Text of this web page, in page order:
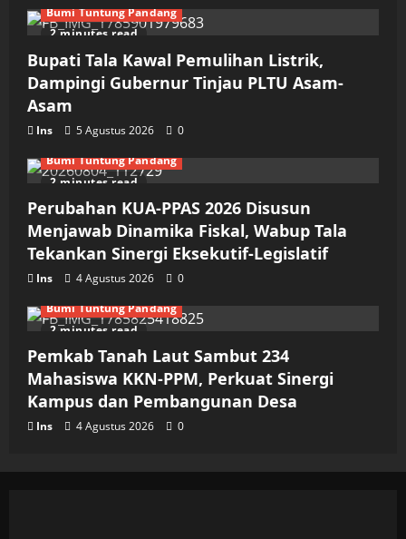
2 minutes read
Bumi Tuntung Pandang
Bupati Tala Kawal Pemulihan Listrik,
Dampingi Gubernur Tinjau PLTU Asam-
Asam
Ins 5 Agustus 2026 0
2 minutes read
Bumi Tuntung Pandang
Perubahan KUA-PPAS 2026 Disusun
Menjawab Dinamika Fiskal, Wabup Tala
Tekankan Sinergi Eksekutif-Legislatif
Ins 4 Agustus 2026 0
2 minutes read
Bumi Tuntung Pandang
Pemkab Tanah Laut Sambut 234
Mahasiswa KKN-PPM, Perkuat Sinergi
Kampus dan Pembangunan Desa
Ins 4 Agustus 2026 0